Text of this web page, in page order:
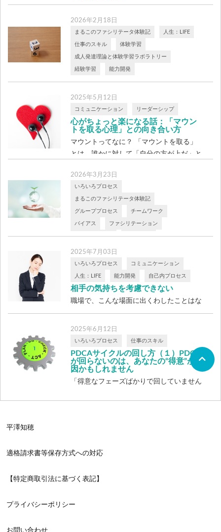
危ない？ ファシリテーションは場の流れ
を […]
2026年2月18日
まるこのファシリテータ体験記 人生：LIFE
仕事のスキル 体験学習
成人発達理論と体験学習ラボラトリー
経験学習 能力開発
教育とは、知識を増やすことではな
—アインシュタインが見ていた学びの本質
— 「教育とは、事実を学ぶことではない。
脳 […]
2025年5月12日
コミュニケーション リーダーシップ
心がちょっと楽になる話：「マウン
トを取る心理」との向き合い方
マウントってなに？ 「マウントを取る」
とは、誰かに対して「自分の方が上だ」と
2026年3月23日
いろいろプロセス
まるこのファシリテータ体験記
グループプロセス チームワーク
バイアス ファシリテーション
リーダーシップ 人生：LIFE
仕事のスキル
成人発達理論と体験学習ラボラトリー
日本中のリーダーが悩んでいること 管理者
経験学習 能力開発 自己内プロセス
価値観は、行動基準として表れる
は何 […]
2025年7月03日
いろいろプロセス コミュニケーション
人生：LIFE 能力開発 自己内プロセス
相手の気持ちを考慮できない
職場で、こんな場面に出くわしたことはな
いでしょうか。 「今さら言わなくても分
かる […]
2025年6月12日
いろいろプロセス 仕事のスキル
PDCAサイクルの回し方（１）PDCA
が回らないのは、あなたの“得意”が原
因かもしれません
「得意なフェーズばかりで回していません
平澤知穂
適格請求書等保存方式への対応
【特定商取引法に基づく表記】
プライバシーポリシー
お問い合わせ